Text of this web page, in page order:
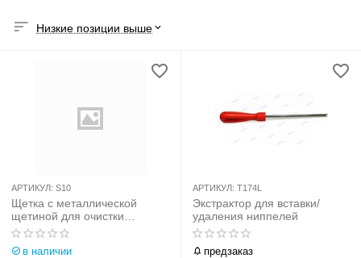
Низкие позиции выше
АРТИКУЛ: S10
Щетка с металлической
щетиной для очистки
автомобильного диска
в наличии
АРТИКУЛ: T174L
Экстрактор для вставки/
удаления ниппелей
предзаказ